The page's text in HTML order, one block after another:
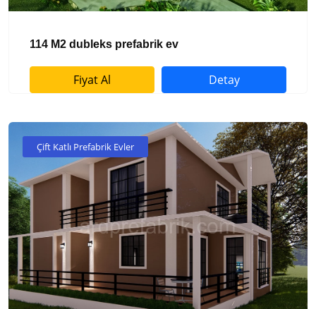
114 M2 dubleks prefabrik ev
Fiyat Al Detay
Çift Katlı Prefabrik Evler